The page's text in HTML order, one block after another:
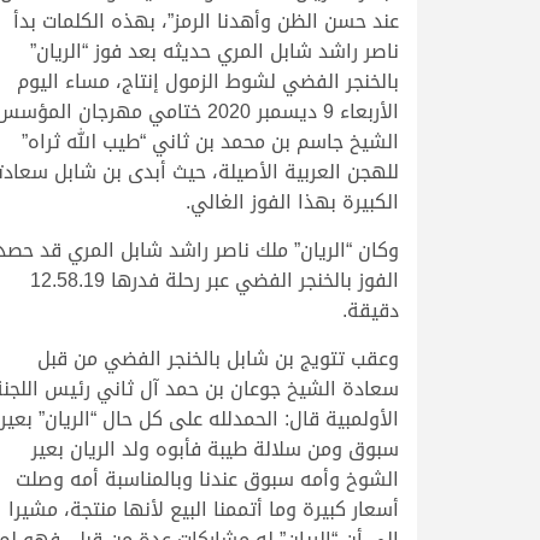
عند حسن الظن وأهدنا الرمز”، بهذه الكلمات بدأ
ناصر راشد شابل المري حديثه بعد فوز “الريان”
بالخنجر الفضي لشوط الزمول إنتاج، مساء اليوم
الأربعاء 9 ديسمبر 2020 ختامي مهرجان
الشيخ جاسم بن محمد بن ثاني “طيب الله ثراه”
للهجن العربية الأصيلة، حيث أبدى بن شابل
الكبيرة بهذا الفوز الغالي.
وكان “الريان” ملك ناصر راشد شابل المري قد
الفوز بالخنجر الفضي عبر رحلة فدرها 12.58.19
دقيقة.
وعقب تتويج بن شابل بالخنجر الفضي من قبل
سعادة الشيخ جوعان بن حمد آل ثاني رئيس
الأولمبية قال: الحمدلله على كل حال “الريان” بعير
سبوق ومن سلالة طيبة فأبوه ولد الريان بعير
الشوخ وأمه سبوق عندنا وبالمناسبة أمه وصلت
أسعار كبيرة وما أتممنا البيع لأنها منتجة، مشيرا